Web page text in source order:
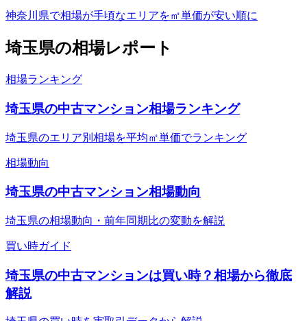
神奈川県で相場が手頃なエリアを㎡単価が安い順に
埼玉県の相場レポート
相場ランキング
埼玉県の中古マンション相場ランキング
埼玉県のエリア別相場を平均㎡単価でランキング
相場動向
埼玉県の中古マンション相場動向
埼玉県の相場動向・前年同期比の変動を解説
買い時ガイド
埼玉県の中古マンションは買い時？相場から徹底
解説